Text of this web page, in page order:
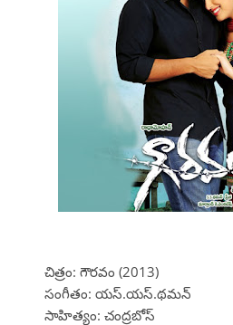
చిత్రం: గౌరవం (2013)
సంగీతం: యస్.యస్.థమన్
సాహిత్యం: చంద్రబోస్